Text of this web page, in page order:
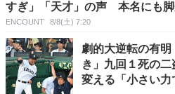
すぎ」「天才」の声 本名にも
ENCOUNT 8/8(土) 7:20
劇的大逆転の有
き」九回１死の
変える「小さい